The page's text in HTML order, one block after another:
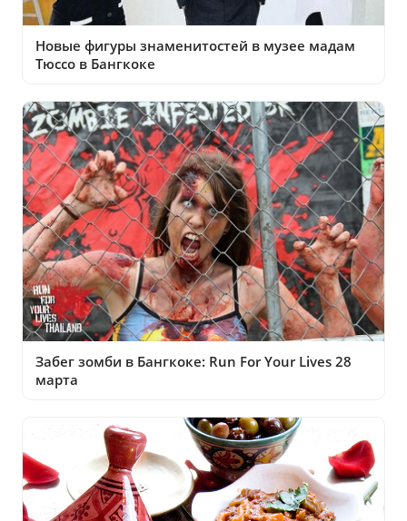
Новые фигуры знаменитостей в музее мадам
Тюссо в Бангкоке
Забег зомби в Бангкоке: Run For Your Lives 28
марта